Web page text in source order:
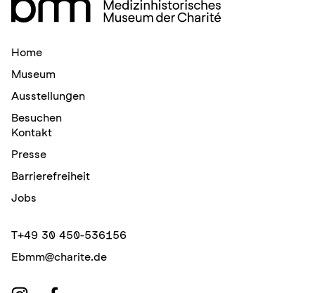
Home
Museum
Ausstellungen
Besuchen
Kontakt
Presse
Barrierefreiheit
Jobs
T+49 30 450-536156
Ebmm@charite.de